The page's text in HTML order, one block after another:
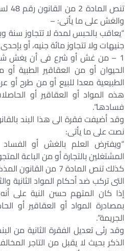
والغش على ما يأتى: –
“يعاقب بالحبس لمدة لا تتجاوز
جنيهات ولا تتجاوز مائة جنيه، أو
1 – من غش أو شرع فى أن يغش
الحيوان أو من العقاقير الطبية أو
الطبيعية معدا للبيع أو من طرح أو
هذه المواد أو العقاقير أو
فسادها”.
نصت على ما يأتى:
“ويفترض العلم بالغش أو
المشتغلين بالتجارة أو من الباعة
كذلك تنص المادة 7 من
التى تركب ضد أحكام المواد الثانية
إذا كان المتهم حسن النية على
بمصادرة المواد أو العقاقير أو
الجريمة”.
الذكر بحيث لا يقبل من التاجر